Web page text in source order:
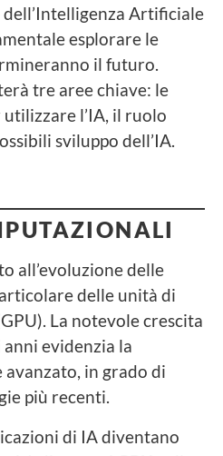
Artificiale
esplorare le
il futuro.
tre aree chiave: le
l’IA, il ruolo
sviluppo dell’IA.
all’evoluzione delle
delle unità di
La notevole crescita
evidenzia la
in grado di
più recenti.
di IA diventano